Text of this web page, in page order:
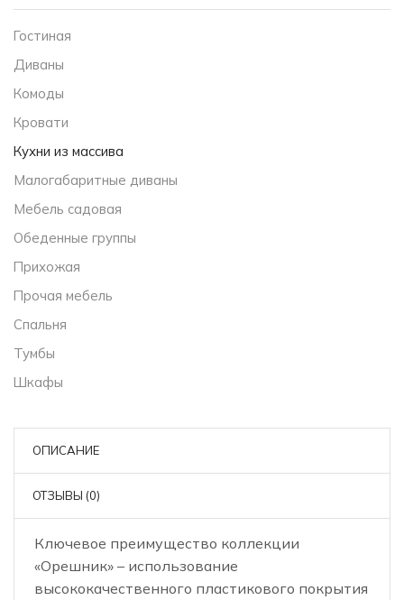
Гостиная
Диваны
Комоды
Кровати
Кухни из массива
Малогабаритные диваны
Мебель садовая
Обеденные группы
Прихожая
Прочая мебель
Спальня
Тумбы
Шкафы
ОПИСАНИЕ
ОТЗЫВЫ (0)
Ключевое преимущество коллекции
«Орешник» – использование
высококачественного пластикового покрытия